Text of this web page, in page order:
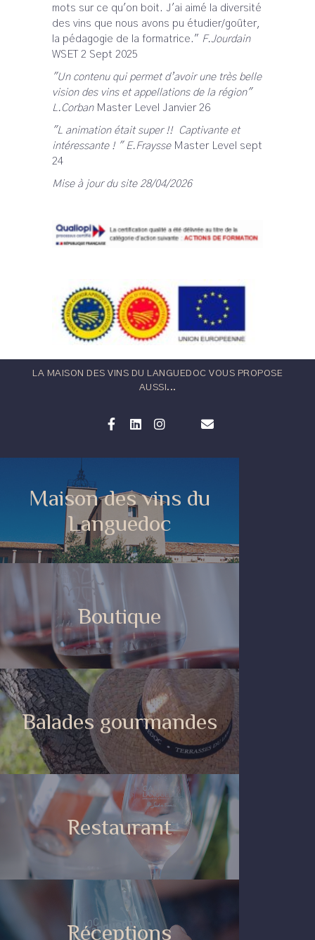
mots sur ce qu'on boit. J'ai aimé la diversité
des vins que nous avons pu étudier/goûter,
la pédagogie de la formatrice." F.Jourdain
WSET 2 Sept 2025
"Un contenu qui permet d’avoir une très belle
vision des vins et appellations de la région"
L.Corban Master Level Janvier 26
"L animation était super !! Captivante et
intéressante ! " E.Fraysse Master Level sept
24
Mise à jour du site 28/04/2026
LA MAISON DES VINS DU LANGUEDOC VOUS PROPOSE
AUSSI...
Maison des vins du
Languedoc
Boutique
Balades gourmandes
Restaurant
Réceptions